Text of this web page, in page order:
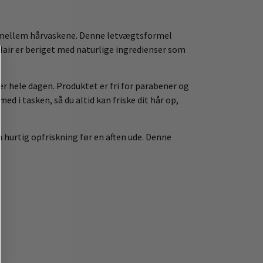
hårvaskene. Denne letvægtsformel
er beriget med naturlige ingredienser som
hele dagen. Produktet er fri for parabener og
i tasken, så du altid kan friske dit hår op,
opfriskning før en aften ude. Denne